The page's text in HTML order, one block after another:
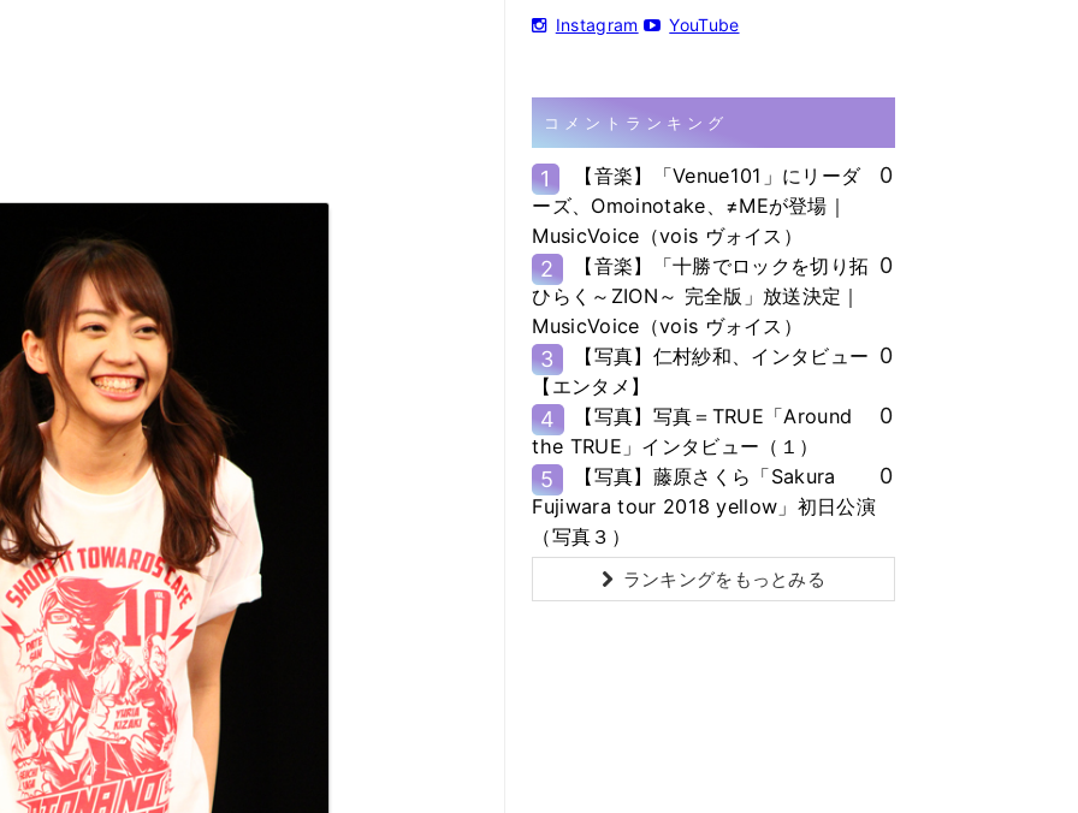
Instagram YouTube
コメントランキング
1
【音楽】「Venue101」にリーダ
ーズ、Omoinotake、≠MEが登場｜
MusicVoice（vois ヴォイス）
0
2
【音楽】「十勝でロックを切り拓
ひらく～ZION～ 完全版」放送決定｜
MusicVoice（vois ヴォイス）
0
3
【写真】仁村紗和、インタビュー
【エンタメ】
0
4
【写真】写真＝TRUE「Around
the TRUE」インタビュー（１）
0
5
【写真】藤原さくら「Sakura
Fujiwara tour 2018 yellow」初日公演
（写真３）
0
ランキングをもっとみる